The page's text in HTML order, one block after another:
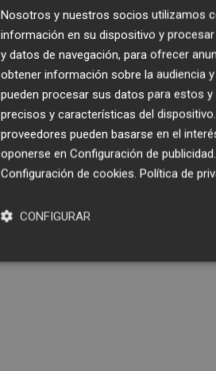
Nosotros y nuestros socios utilizamos
información en su dispositivo y
y datos de navegación, para ofrecer
obtener información sobre la audiencia
pueden procesar sus datos para estos
precisos y características del
proveedores pueden basarse en el
oponerse en Configuración de publicidad
Configuración de cookies. Política de
CONFIGURAR